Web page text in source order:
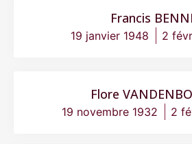
Francis
19 janvier 1948 2
Flore
19 novembre 1932 2